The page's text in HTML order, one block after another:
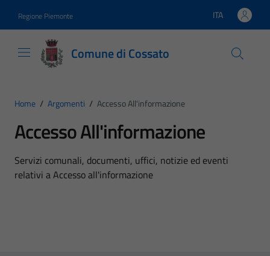
Regione Piemonte Lingua attiva:
ITA
Comune di Cossato
Home / Argomenti / Accesso All'informazione
Accesso All'informazione
Dettagli dell'argomento
Servizi comunali, documenti, uffici, notizie ed eventi
relativi a Accesso all'informazione